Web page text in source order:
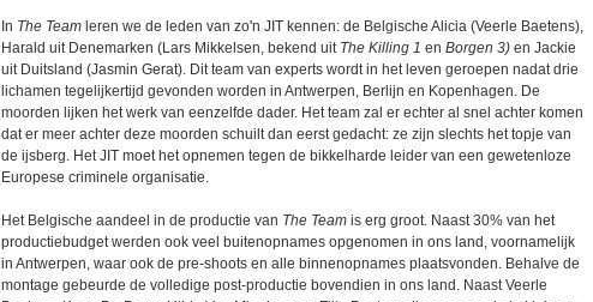
In The Team leren we de leden van zo'n JIT kennen: de Belgische Alicia (Veerle Baetens),
Harald uit Denemarken (Lars Mikkelsen, bekend uit The Killing 1 en Borgen 3) en Jackie
uit Duitsland (Jasmin Gerat). Dit team van experts wordt in het leven geroepen nadat drie
lichamen tegelijkertijd gevonden worden in Antwerpen, Berlijn en Kopenhagen. De
moorden lijken het werk van eenzelfde dader. Het team zal er echter al snel achter komen
dat er meer achter deze moorden schuilt dan eerst gedacht: ze zijn slechts het topje van
de ijsberg. Het JIT moet het opnemen tegen de bikkelharde leider van een gewetenloze
Europese criminele organisatie.
Het Belgische aandeel in de productie van The Team is erg groot. Naast 30% van het
productiebudget werden ook veel buitenopnames opgenomen in ons land, voornamelijk
in Antwerpen, waar ook de pre-shoots en alle binnenopnames plaatsvonden. Behalve de
montage gebeurde de volledige post-productie bovendien in ons land. Naast Veerle